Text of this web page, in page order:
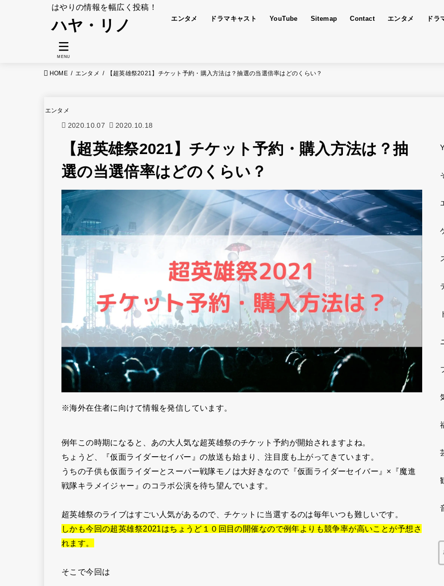
はやりの情報を幅広く投稿！
ハヤ・リノ エンタメ ドラマキャスト YouTube Sitemap Contact エンタメ ドラ
MENU
HOME エンタメ 【超英雄祭2021】チケット予約・購入方法は？抽選の当選倍率はどのくらい？
エンタメ
2020.10.07 2020.10.18
【超英雄祭2021】チケット予約・購入方法は？抽
選の当選倍率はどのくらい？
※海外在住者に向けて情報を発信しています。
例年この時期になると、あの大人気な超英雄祭のチケット予約が開始されますよね。
ちょうど、『仮面ライダーセイバー』の放送も始まり、注目度も上がってきています。
うちの子供も仮面ライダーとスーパー戦隊モノは大好きなので『仮面ライダーセイバー 』×『魔進
戦隊キラメイジャー 』のコラボ公演を待ち望んでいます。
超英雄祭のライブはすごい人気があるので、チケットに当選するのは毎年いつも難しいです。
しかも今回の超英雄祭2021はちょうど１０回目の開催なので例年よりも競争率が高いことが予想さ
れます。
そこで今回は